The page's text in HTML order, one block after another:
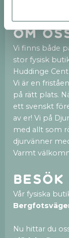
Om
Vi finns både
stor fysisk
Huddinge
Vi är en
på rätt plats.
ett svenskt
av er! Vi på
med allt som
djurvänner
Varmt
Besök
Vår fysiska
Nu hittar du